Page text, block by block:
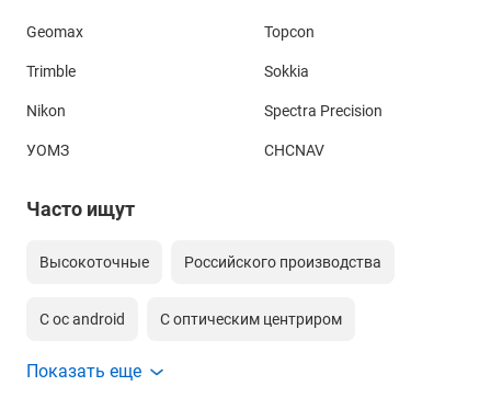
Geomax Topcon
Trimble Sokkia
Nikon Spectra Precision
УОМЗ CHCNAV
Часто ищут
Высокоточные Российского производства
С ос android С оптическим центриром
С лазерным центриром
Показать еще